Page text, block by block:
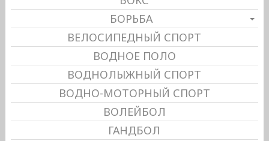
БОРЬБА
ВЕЛОСИПЕДНЫЙ СПОРТ
ВОДНОЕ ПОЛО
ВОДНОЛЫЖНЫЙ СПОРТ
ВОДНО-МОТОРНЫЙ СПОРТ
ВОЛЕЙБОЛ
ГАНДБОЛ